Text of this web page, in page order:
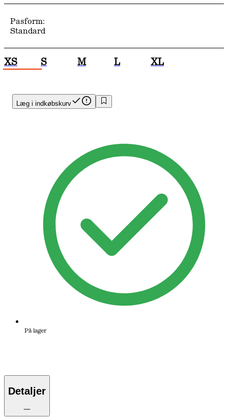
Læg i indkøbskurv
Pasform:
Standard
XS S M L XL
På lager
Detaljer